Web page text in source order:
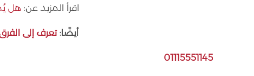
اقرأ المزيد عن: هل
أيضًا:تعرف إلى
01115551145